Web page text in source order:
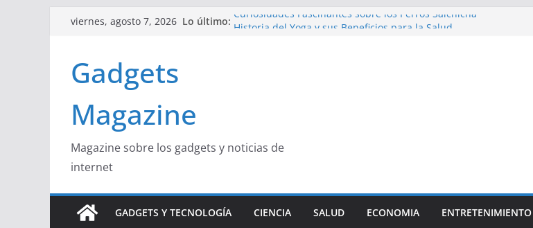
Saltarviernes, agosto 7, 2026 Lo último: Curiosidades Fascinantes sobre los Perros Salchicha
Gadgets
Magazine
Magazine sobre los gadgets y noticias de
internet
GADGETS Y TECNOLOGÍA CIENCIA SALUD ECONOMIA ENTRETENIMIENTO